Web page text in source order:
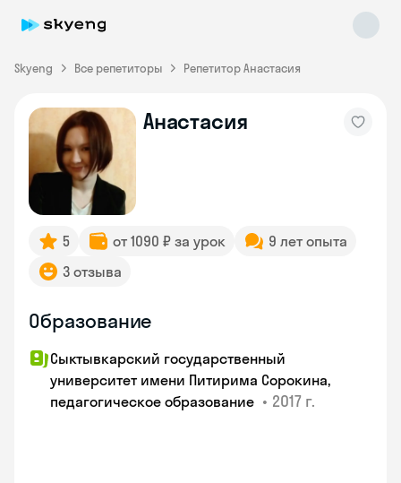
Skyeng Все репетиторы Репетитор Анастасия
Анастасия
5 от 1090 ₽ за урок
9 лет опыта
3 отзыва
Образование
Сыктывкарский государственный
университет имени Питирима Сорокина,
педагогическое образование • 2017 г.
Skyeng Chat
online